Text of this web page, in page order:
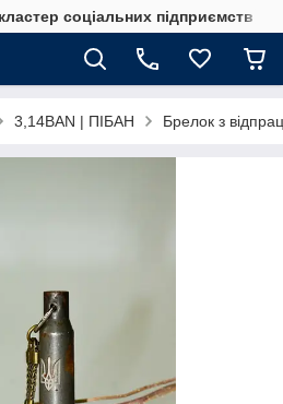
соціальних підприємств
3,14BAN | ПІБАН Брелок з